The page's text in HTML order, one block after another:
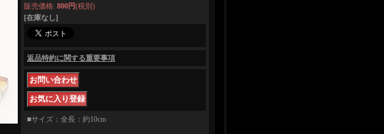
販売価格: 800円(税別)
[在庫なし]
返品特約に関する重要事項
■サイズ：全長：約10cm